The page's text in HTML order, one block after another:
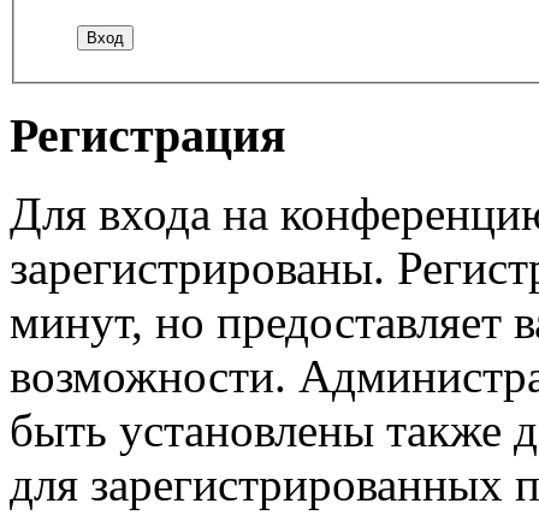
Регистрация
Для входа на
зарегистрированы.
минут, но предоставляет
возможности.
быть установлены также
для зарегистрированных